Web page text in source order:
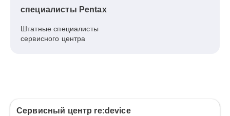
специалисты Pentax
Штатные специалисты
сервисного центра
Сервисный центр re:device